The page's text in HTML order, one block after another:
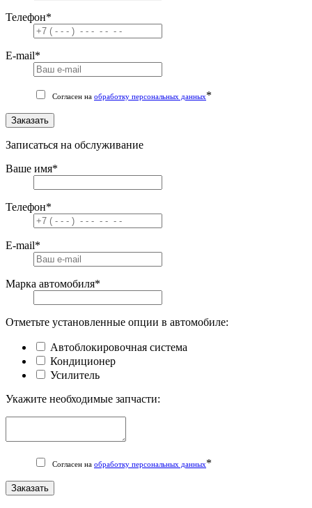
Телефон*
E-mail*
Согласен на обработку персональных данных*
Заказать
Записаться на обслуживание
Ваше имя*
Телефон*
E-mail*
Марка автомобиля*
Отметьте установленные опции в автомобиле:
Автоблокировочная система
Кондиционер
Усилитель
Укажите необходимые запчасти:
Согласен на обработку персональных данных*
Заказать